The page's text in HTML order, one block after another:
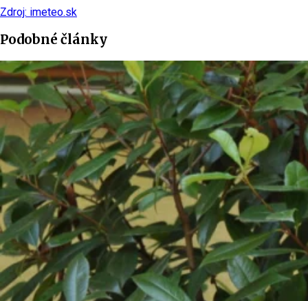
Zdroj: imeteo.sk
Podobné články